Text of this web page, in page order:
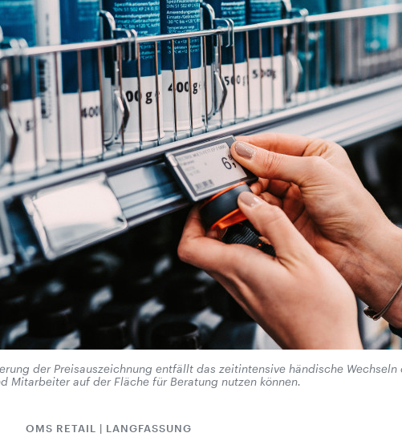
der Preisauszeichnung entfällt das zeitintensive händische
Mitarbeiter auf der Fläche für Beratung nutzen können.
OMS RETAIL | LANGFASSUNG